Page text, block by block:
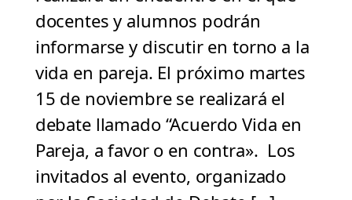
docentes y alumnos podrán
informarse y discutir en torno a la
vida en pareja. El próximo martes
15 de noviembre se realizará el
debate llamado “Acuerdo Vida en
Pareja, a favor o en contra». Los
invitados al evento, organizado